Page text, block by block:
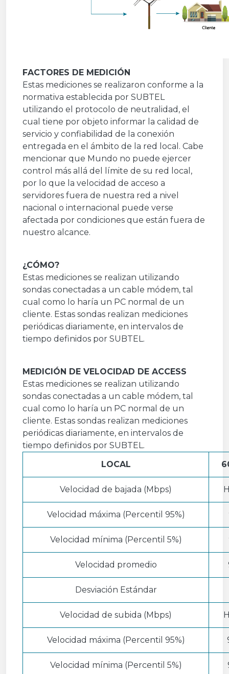
FACTORES DE MEDICIÓN
Estas mediciones se realizaron conforme a la
normativa establecida por SUBTEL
utilizando el protocolo de neutralidad, el
cual tiene por objeto informar la calidad de
servicio y confiabilidad de la conexión
entregada en el ámbito de la red local. Cabe
mencionar que Mundo no puede ejercer
control más allá del límite de su red local,
por lo que la velocidad de acceso a
servidores fuera de nuestra red a nivel
nacional o internacional puede verse
afectada por condiciones que están fuera de
nuestro alcance.
¿CÓMO?
Estas mediciones se realizan utilizando
sondas conectadas a un cable módem, tal
cual como lo haría un PC normal de un
cliente. Estas sondas realizan mediciones
periódicas diariamente, en intervalos de
tiempo definidos por SUBTEL.
MEDICIÓN DE VELOCIDAD DE ACCESS
Estas mediciones se realizan utilizando
sondas conectadas a un cable módem, tal
cual como lo haría un PC normal de un
cliente. Estas sondas realizan mediciones
periódicas diariamente, en intervalos de
tiempo definidos por SUBTEL.
LOCAL
Velocidad de bajada (Mbps)
Velocidad máxima (Percentil 95%)
Velocidad mínima (Percentil 5%)
Velocidad promedio
Desviación Estándar
Velocidad de subida (Mbps)
Velocidad máxima (Percentil 95%)
Velocidad mínima (Percentil 5%)